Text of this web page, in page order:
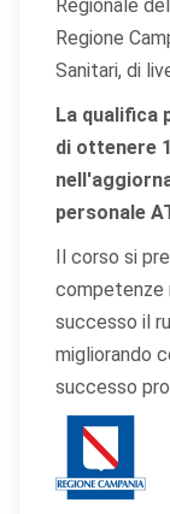
Regionale
Regione
Sanitari, di
La qualifica
di ottenere
personale
Il corso si
competenze
successo il
migliorando
successo